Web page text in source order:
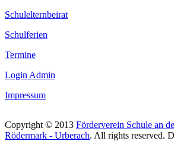
Schulelternbeirat
Schulferien
Termine
Login Admin
Impressum
Copyright © 2013 Förderverein Schule an
Rödermark - Urberach. All rights reserved.